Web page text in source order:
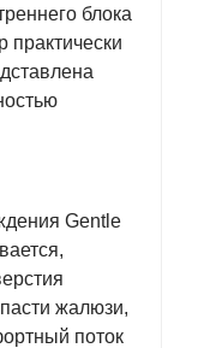
блока
практически
Gentle
жалюзи,
поток